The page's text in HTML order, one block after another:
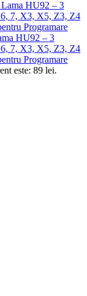
HU92 – 3
7, X3, X5, Z3, Z4
Programare
este: 89 lei.